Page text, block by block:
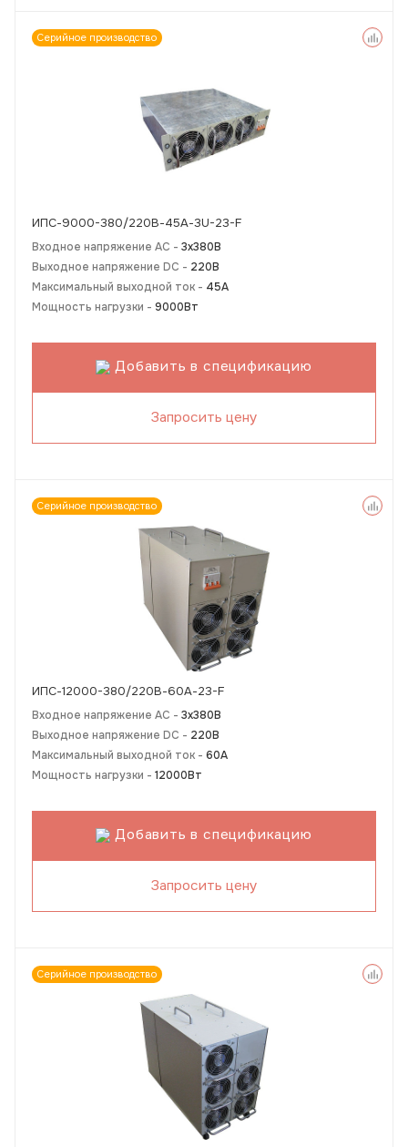
Серийное производство
ИПС-9000-380/220В-45А-3U-23-F
Входное напряжение AC - 3х380В
Выходное напряжение DC - 220В
Максимальный выходной ток - 45А
Мощность нагрузки - 9000Вт
Добавить в спецификацию
Запросить цену
Серийное производство
ИПС-12000-380/220В-60А-23-F
Входное напряжение AC - 3х380В
Выходное напряжение DC - 220В
Максимальный выходной ток - 60А
Мощность нагрузки - 12000Вт
Добавить в спецификацию
Запросить цену
Серийное производство